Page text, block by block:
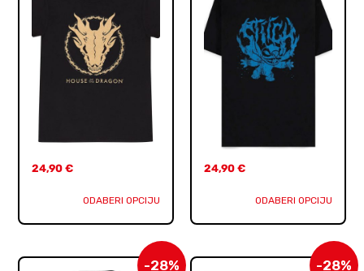
24,90€
ODABERI OPCIJU
24,90 €
ODABERI OPCIJU
-28% -28%